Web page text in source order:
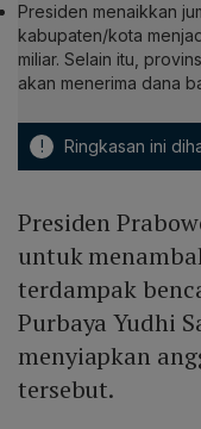
Presiden menaikkan
kabupaten/kota
miliar. Selain itu,
akan menerima dana
! Ringkasan ini
Presiden
untuk
terdampak
Purbaya Yudhi
menyiapkan
tersebut.